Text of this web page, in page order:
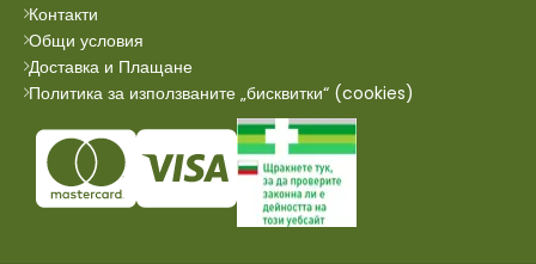
Контакти
Общи условия
Доставка и Плащане
Политика за използваните „бисквитки“ (cookies)